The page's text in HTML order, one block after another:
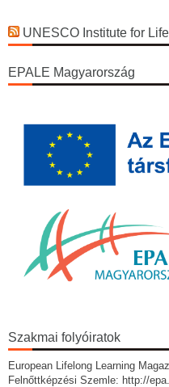
UNESCO Institute for
EPALE Magyarország
Szakmai folyóiratok
European Lifelong Learning
Felnőttképzési Szemle: http://